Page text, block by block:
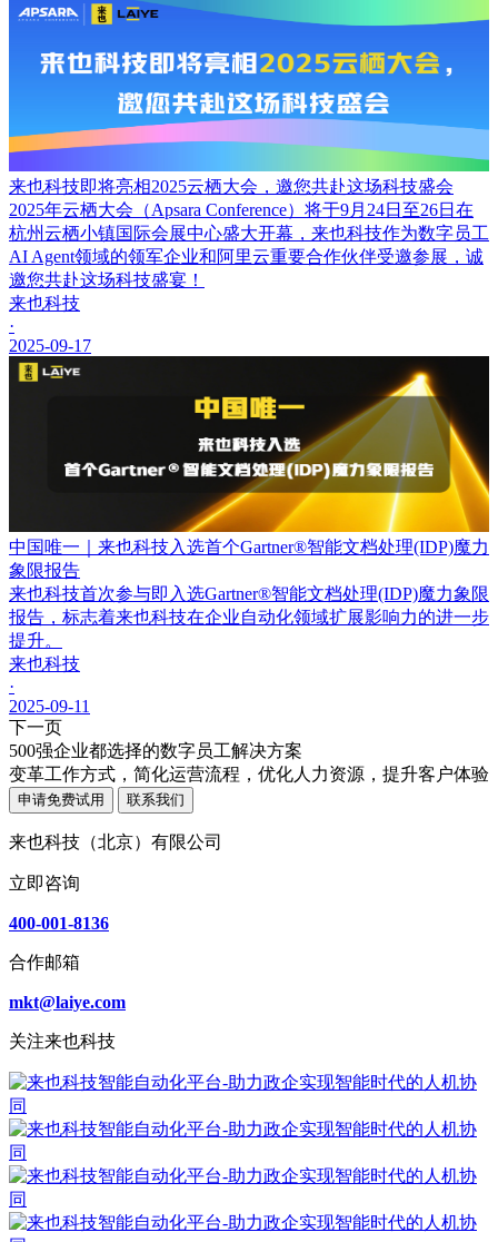
来也科技即将亮相2025云栖大会，邀您共赴这场科技盛会
2025年云栖大会（Apsara Conference）将于9月24日至26日在
杭州云栖小镇国际会展中心盛大开幕，来也科技作为数字员工
AI Agent领域的领军企业和阿里云重要合作伙伴受邀参展，诚
邀您共赴这场科技盛宴！
来也科技
·
2025-09-17
中国唯一｜来也科技入选首个Gartner®智能文档处理(IDP)魔力
象限报告
来也科技首次参与即入选Gartner®智能文档处理(IDP)魔力象限
报告，标志着来也科技在企业自动化领域扩展影响力的进一步
提升。
来也科技
·
2025-09-11
下一页
500强企业都选择的数字员工解决方案
变革工作方式，简化运营流程，优化人力资源，提升客户体验
申请免费试用 联系我们
来也科技（北京）有限公司
立即咨询
400-001-8136
合作邮箱
mkt@laiye.com
关注来也科技